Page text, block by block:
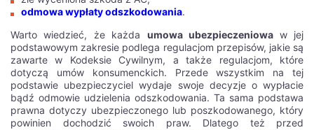
odmowa wypłaty odszkodowania.
Warto wiedzieć, że każda umowa ubezpieczeniowa w jej
podstawowym zakresie podlega regulacjom przepisów, jakie są
zawarte w Kodeksie Cywilnym, a także regulacjom, które
dotyczą umów konsumenckich. Przede wszystkim na tej
podstawie ubezpieczyciel wydaje swoje decyzje o wypłacie
bądź odmowie udzielenia odszkodowania. Ta sama podstawa
prawna dotyczy ubezpieczonego lub poszkodowanego, który
powinien dochodzić swoich praw. Dlatego też przed